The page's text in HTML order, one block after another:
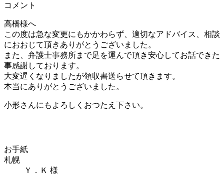
コメント
高橋様へ
この度は急な変更にもかかわらず、適切なアドバイス、相談
におおじて頂きありがとうございました。
また、弁護士事務所まで足を運んで頂き安心してお話できた
事感謝しております。
大変遅くなりましたが領収書送らせて頂きます。
本当にありがとうございました。
小形さんにもよろしくおつたえ下さい。
お手紙
札幌
Ｙ．Ｋ 様